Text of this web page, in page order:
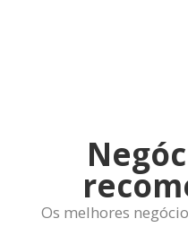
Os melhores